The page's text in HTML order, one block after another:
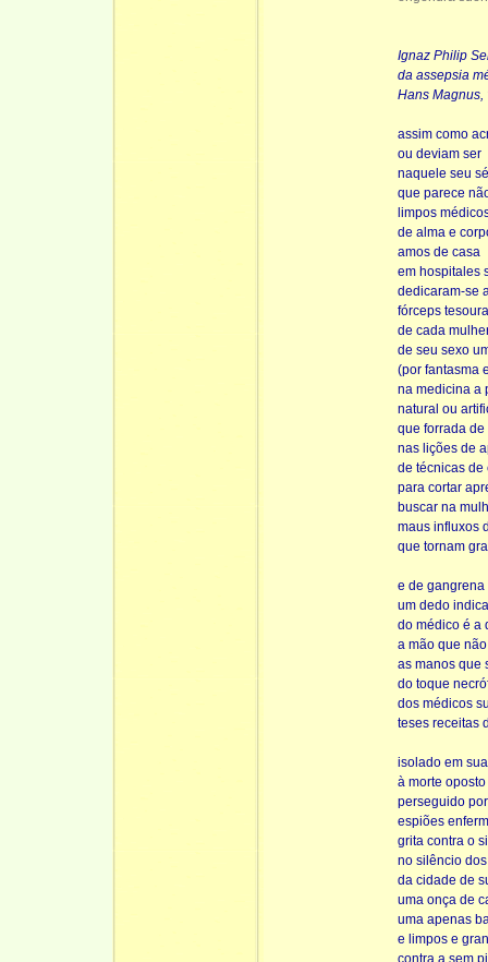
Ignaz Philip
da assepsia
Hans Magnus,
assim como
ou deviam ser
naquele seu
que parece
limpos
de alma e
amos de casa
em hospitales
dedicaram-se
fórceps
de cada
de seu sexo
(por fantasma
na medicina a
natural ou
que forrada
nas lições de
de técnicas de
para cortar
buscar na
maus influxos
que tornam
e de gangrena
um dedo
do médico é a
a mão que
as manos que
do toque
dos médicos
teses receitas
isolado em
à morte
perseguido
espiões
grita contra o
no silêncio
da cidade de
uma onça de
uma apenas
e limpos e
contra a sem